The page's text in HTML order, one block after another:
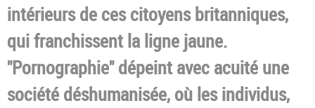
intérieurs de ces citoyens britanniques,
qui franchissent la ligne jaune.
"Pornographie" dépeint avec acuité une
société déshumanisée, où les individus,